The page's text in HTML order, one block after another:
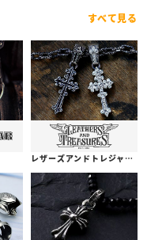
すべて見る
レザーズアンドトレジャーズ